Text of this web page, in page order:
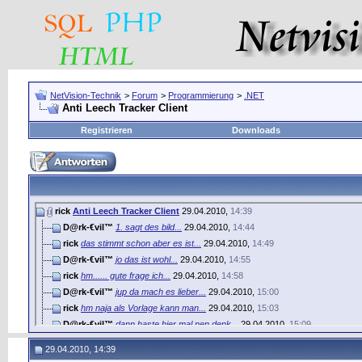
NetVision-Technik > Forum > Programmierung > .NET
Anti Leech Tracker Client
Registrieren Downloads
rick Anti Leech Tracker Client 29.04.2010, 14:39
D@rk-€vil™ 1. sagt des bild... 29.04.2010, 14:44
rick das stimmt schon aber es ist... 29.04.2010, 14:49
D@rk-€vil™ jo das ist wohl... 29.04.2010, 14:55
rick hm...... gute frage ich... 29.04.2010, 14:58
D@rk-€vil™ jup da mach es lieber... 29.04.2010, 15:00
rick hm naja als Vorlage kann man... 29.04.2010, 15:03
D@rk-€vil™ dann haste hier mal nen denk... 29.04.2010, 15:09
TrackerPolizei ...29.04.2010,16:42
D@rk-€vil™
29.04.2010, 14:39